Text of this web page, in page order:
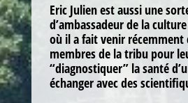
Eric Julien est aussi une
d’ambassadeur de la
où il a fait venir récemment
membres de la tribu pour
“diagnostiquer” la santé
échanger avec des